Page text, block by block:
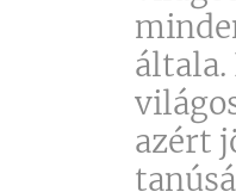
általa.
azért